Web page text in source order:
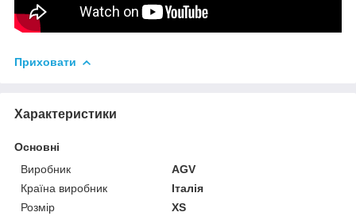
Приховати
Характеристики
Основні
Виробник
AGV
Країна виробник
Італія
Розмір
XS